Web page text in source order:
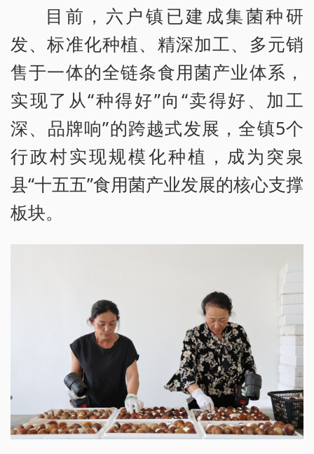
目前，六户镇已建成集菌种研
发、标准化种植、精深加工、多元销
售于一体的全链条食用菌产业体系，
实现了从“种得好”向“卖得好、加工
深、品牌响”的跨越式发展，全镇5个
行政村实现规模化种植，成为突泉
县“十五五”食用菌产业发展的核心支撑
板块。